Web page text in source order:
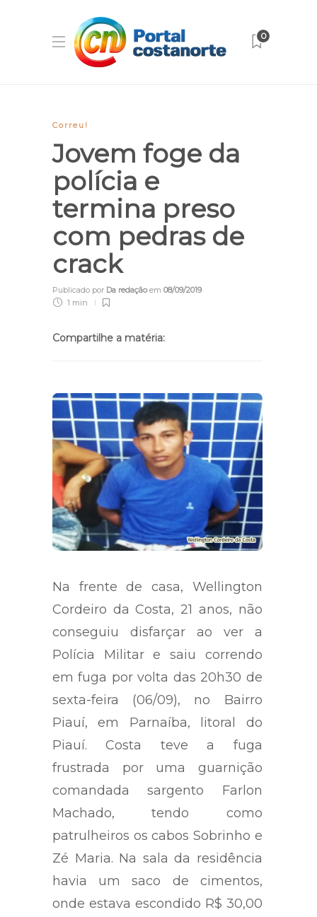
0
Correu!
Jovem foge da
polícia e
termina preso
com pedras de
crack
Publicado por Da redaçãoem 08/09/2019
1 min
Compartilhe a matéria:
Na frente de casa, Wellington
Cordeiro da Costa, 21 anos, não
conseguiu disfarçar ao ver a
Polícia Militar e saiu correndo
em fuga por volta das 20h30 de
sexta-feira (06/09), no Bairro
Piauí, em Parnaíba, litoral do
Piauí. Costa teve a fuga
frustrada por uma guarnição
comandada sargento Farlon
Machado, tendo como
patrulheiros os cabos Sobrinho e
Zé Maria. Na sala da residência
havia um saco de cimentos,
onde estava escondido R$ 30,00